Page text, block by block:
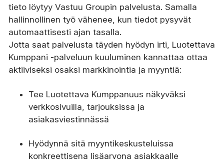
tieto löytyy Vastuu Groupin palvelusta. Samalla
hallinnollinen työ vähenee, kun tiedot pysyvät
automaattisesti ajan tasalla.
Jotta saat palvelusta täyden hyödyn irti, Luotettava
Kumppani -palveluun kuuluminen kannattaa ottaa
aktiiviseksi osaksi markkinointia ja myyntiä:
Tee Luotettava Kumppanuus näkyväksi
verkkosivuilla, tarjouksissa ja
asiakasviestinnässä
Hyödynnä sitä myyntikeskusteluissa
konkreettisena lisäarvona asiakkaalle